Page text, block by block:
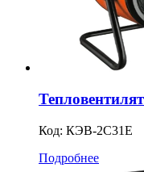
Код: КЭВ-2С31Е
Подробнее